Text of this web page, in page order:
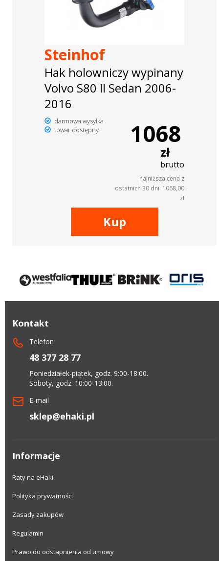
Steinhof
Hak holowniczy wypinany
Volvo S80 II Sedan 2006-
2016
darmowa wysyłka
towar dostępny
1068
zł
brutto
najniższa cena z
ostatnich 30 dni: 1068,00
zł
Kup
Kontakt
Telefon
48 377 28 77
Poniedziałek-piątek, godz. 9:00-18:00.
Soboty, godz. 10:00-13:00.
E-mail
sklep@ehaki.pl
Informacje
Raty na eHaki
Polityka prywatności
Zasady zakupów
Regulamin
Prawo do odstapnienia od umowy